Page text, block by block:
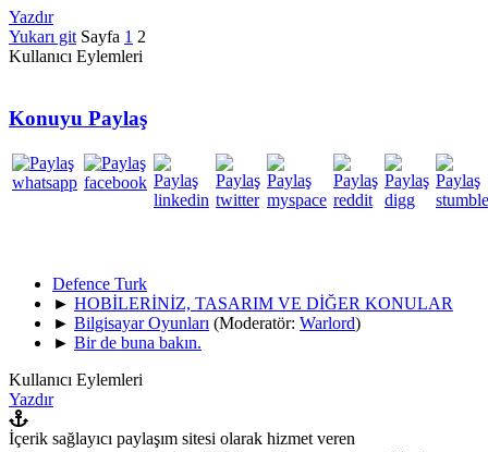
Yazdır
Yukarı git Sayfa 1 2
Kullanıcı Eylemleri
Konuyu Paylaş
Defence Turk
► HOBİLERİNİZ, TASARIM VE DİĞER KONULAR
► Bilgisayar Oyunları (Moderatör: Warlord)
► Bir de buna bakın.
Kullanıcı Eylemleri
Yazdır
İçerik sağlayıcı paylaşım sitesi olarak hizmet veren